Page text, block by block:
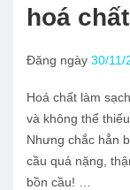
hoá chất
Đăng ngày 30/11/
Hoá chất làm
và không thể
Nhưng chắc hẳn
cầu quá nặng,
bồn cầu! …